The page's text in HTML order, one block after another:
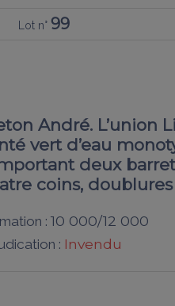
Lot n° 99
André. L’union
vert d’eau
deux
coins,
: 10 000/12 000
: Invendu